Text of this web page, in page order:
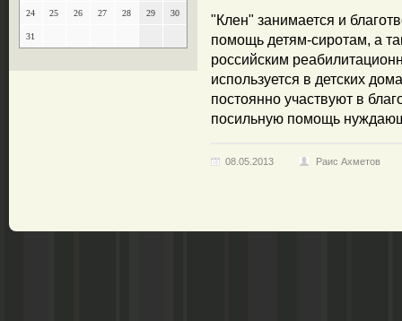
24 25 26 27 28 29 30
31
"Клен" занимается и
помощь детям-сиротам, а
российским
используется в детских
постоянно участвуют в
посильную помощь
08.05.2013 Раис Ахметов